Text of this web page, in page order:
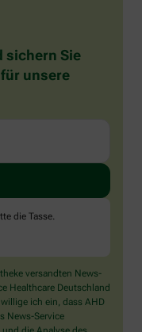
sichern Sie
unsere
die Tasse
versandten News-
Healthcare Deutschland
ich ein, dass AHD
News-Service